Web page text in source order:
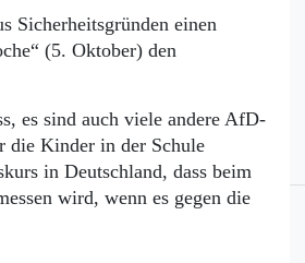
Sicherheitsgründen einen
(5. Oktober) den
es sind auch viele andere AfD-
die Kinder in der Schule
in Deutschland, dass beim
wird, wenn es gegen die